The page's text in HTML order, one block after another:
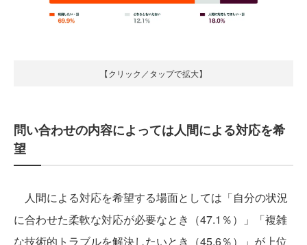
【クリック／タップで拡大】
問い合わせの内容によっては人間による対応を希
望
人間による対応を希望する場面としては「自分の状況
に合わせた柔軟な対応が必要なとき（47.1％）」「複雑
な技術的トラブルを解決したいとき（45.6％）」が上位